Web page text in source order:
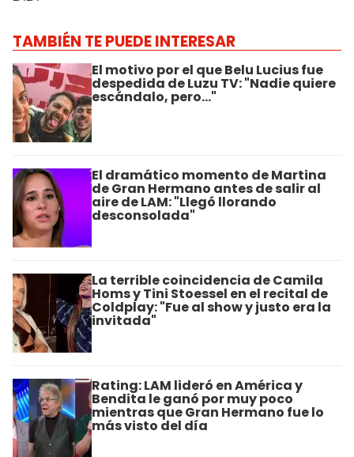
TAMBIÉN TE PUEDE INTERESAR
El motivo por el que Belu Lucius fue
despedida de Luzu TV: "Nadie quiere
escándalo, pero..."
El dramático momento de Martina
de Gran Hermano antes de salir al
aire de LAM: "Llegó llorando
desconsolada"
La terrible coincidencia de Camila
Homs y Tini Stoessel en el recital de
Coldplay: "Fue al show y justo era la
invitada"
Rating: LAM lideró en América y
Bendita le ganó por muy poco
mientras que Gran Hermano fue lo
más visto del día